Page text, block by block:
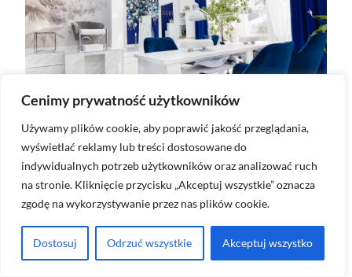
Cenimy prywatność użytkowników
Używamy plików cookie, aby poprawić jakość przeglądania,
wyświetlać reklamy lub treści dostosowane do
indywidualnych potrzeb użytkowników oraz analizować ruch
na stronie. Kliknięcie przycisku „Akceptuj wszystkie” oznacza
zgodę na wykorzystywanie przez nas plików cookie.
Dostosuj Odrzuć wszystkie Akceptuj wszystko